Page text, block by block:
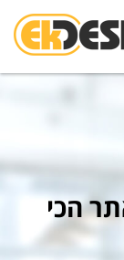
הכי